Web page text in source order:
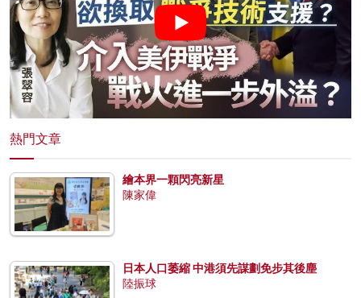
熱門文章
繪本界一顆閃亮新星
陳家偉
日本人口萎縮 中港須先謀劃免步其後塵
陸振球